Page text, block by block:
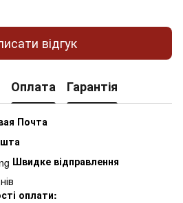
відгук
Оплата Гарантія
Почта
Швидке відправлення
оплати: